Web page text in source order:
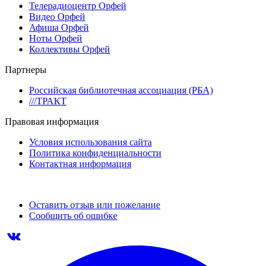
Телерадиоцентр Орфей
Видео Орфей
Афиша Орфей
Ноты Орфей
Коллективы Орфей
Партнеры
Российская библиотечная ассоциация (РБА)
///ТРАКТ
Правовая информация
Условия использования сайта
Политика конфиденциальности
Контактная информация
Оставить отзыв или пожелание
Сообщить об ошибке